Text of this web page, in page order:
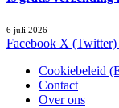
6 juli 2026
Facebook X (Twitter)
Cookiebeleid
Contact
Over ons